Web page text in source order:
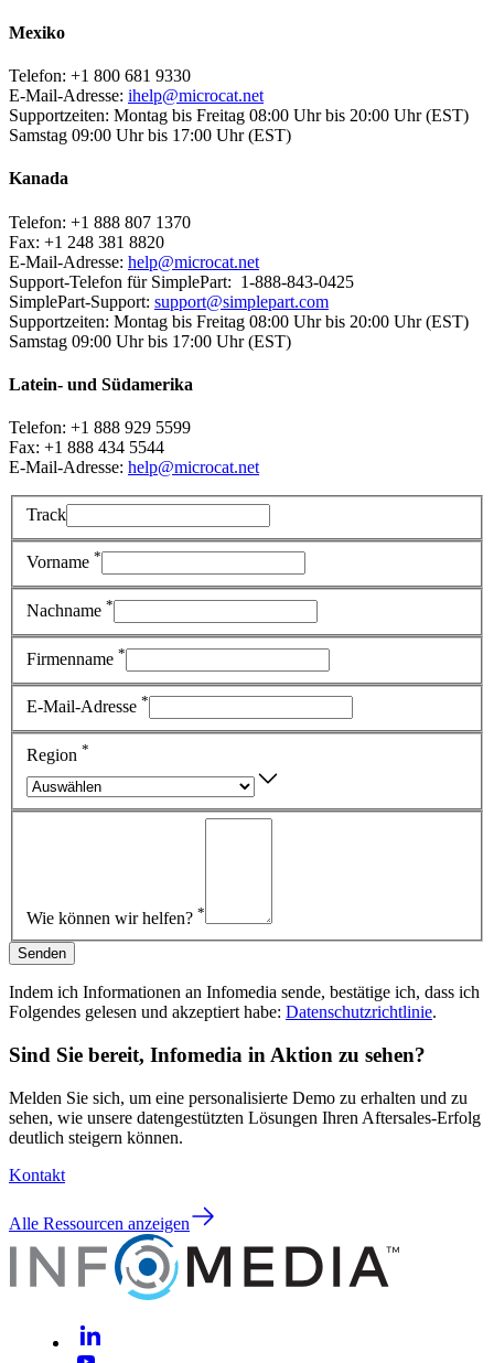
Mexiko
Telefon: +1 800 681 9330
E-Mail-Adresse: ihelp@microcat.net
Supportzeiten: Montag bis Freitag 08:00 Uhr bis 20:00 Uhr (EST)
Samstag 09:00 Uhr bis 17:00 Uhr (EST)
Kanada
Telefon: +1 888 807 1370
Fax: +1 248 381 8820
E-Mail-Adresse: help@microcat.net
Support-Telefon für SimplePart: 1-888-843-0425
SimplePart-Support: support@simplepart.com
Supportzeiten: Montag bis Freitag 08:00 Uhr bis 20:00 Uhr (EST)
Samstag 09:00 Uhr bis 17:00 Uhr (EST)
Latein- und Südamerika
Telefon: +1 888 929 5599
Fax: +1 888 434 5544
E-Mail-Adresse: help@microcat.net
Track
Vorname *
Nachname *
Firmenname *
E-Mail-Adresse *
Region *
Wie können wir helfen? *
Senden
Indem ich Informationen an Infomedia sende, bestätige ich, dass ich
Folgendes gelesen und akzeptiert habe: Datenschutzrichtlinie.
Sind Sie bereit, Infomedia in Aktion zu sehen?
Melden Sie sich, um eine personalisierte Demo zu erhalten und zu
sehen, wie unsere datengestützten Lösungen Ihren Aftersales-Erfolg
deutlich steigern können.
Kontakt
Alle Ressourcen anzeigen